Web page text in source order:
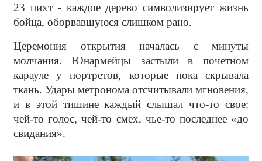
23 пихт - каждое дерево символизирует жизнь
бойца, оборвавшуюся слишком рано.
Церемония открытия началась с минуты
молчания. Юнармейцы застыли в почетном
карауле у портретов, которые пока скрывала
ткань. Удары метронома отсчитывали мгновения,
и в этой тишине каждый слышал что-то свое:
чей-то голос, чей-то смех, чье-то последнее «до
свидания».